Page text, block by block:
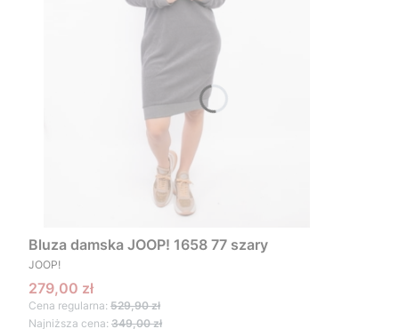
Bluza damska JOOP! 1658 77 szary
PRODUCENT
JOOP!
Cena promocyjna
279,00 zł
Cena regularna: 529,90 zł
Najniższa cena: 349,00 zł